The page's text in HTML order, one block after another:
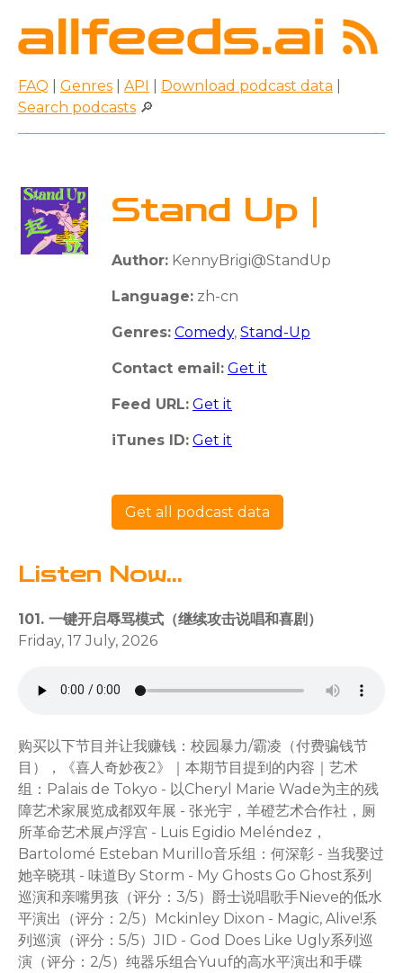
FAQ Genres API Download podcast data
Search podcasts 🔎
Stand Up |
Author: KennyBrigi@StandUp
Language: zh-cn
Genres: Comedy, Stand-Up
Contact email: Get it
Feed URL: Get it
iTunes ID: Get it
Get all podcast data
Listen Now...
101. 一键开启辱骂模式（继续攻击说唱和喜剧）
Friday, 17 July, 2026
购买以下节目并让我赚钱：校园暴力/霸凌（付费骗钱节
目），《喜人奇妙夜2》｜本期节目提到的内容｜艺术
组：Palais de Tokyo - 以Cheryl Marie Wade为主的残
障艺术家展览成都双年展 - 张光宇，羊磴艺术合作社，厕
所革命艺术展卢浮宫 - Luis Egidio Meléndez，
Bartolomé Esteban Murillo音乐组：何深彰 - 当我娶过
她辛晓琪 - 味道By Storm - My Ghosts Go Ghost系列
巡演和亲嘴男孩（评分：3/5）爵士说唱歌手Nieve的低水
平演出（评分：2/5）Mckinley Dixon - Magic, Alive!系
列巡演（评分：5/5）JID - God Does Like Ugly系列巡
演（评分：2/5）纯器乐组合Yuuf的高水平演出和手碟